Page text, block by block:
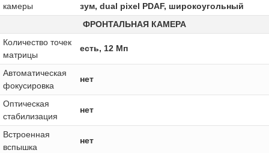
камеры
зум, dual pixel PDAF, широкоугольный
ФРОНТАЛЬНАЯ КАМЕРА
Количество точек
матрицы
есть, 12 Мп
Автоматическая
фокусировка
нет
Оптическая
стабилизация
нет
Встроенная
вспышка
нет